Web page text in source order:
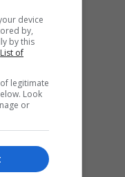
.
njerk
device
by,
by this
List of
legitimate
Look
or